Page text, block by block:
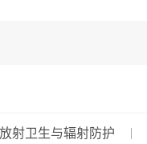
放射卫生与辐射防护